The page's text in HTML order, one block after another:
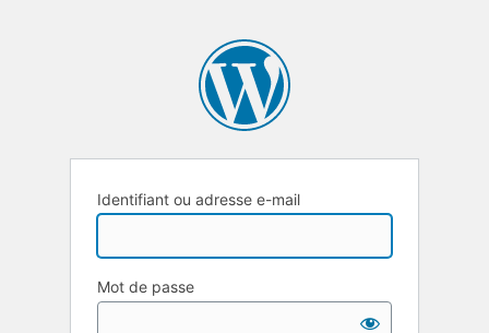
Identifiant ou adresse e-mail
Mot de passe